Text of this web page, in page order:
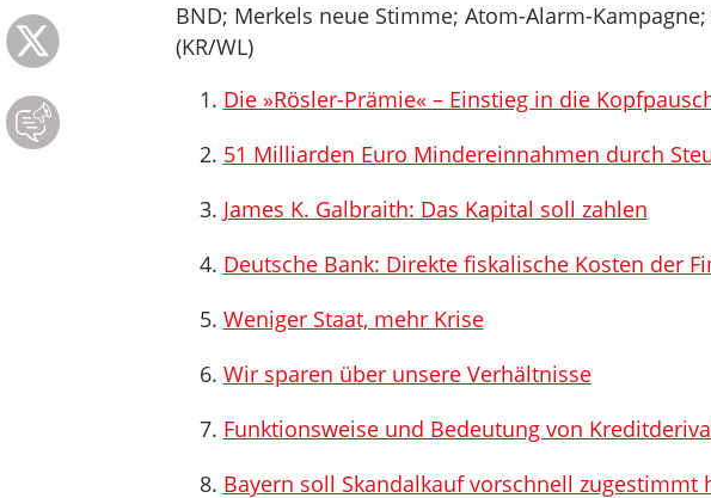
BND; Merkels neue Stimme; Atom-Alarm-
(KR/WL)
Die »Rösler-Prämie« – Einstieg in die
51 Milliarden Euro Mindereinnahmen durch
James K. Galbraith: Das Kapital soll zahlen
Deutsche Bank: Direkte fiskalische Kosten der
Weniger Staat, mehr Krise
Wir sparen über unsere Verhältnisse
Funktionsweise und Bedeutung von
Bayern soll Skandalkauf vorschnell zugestimmt